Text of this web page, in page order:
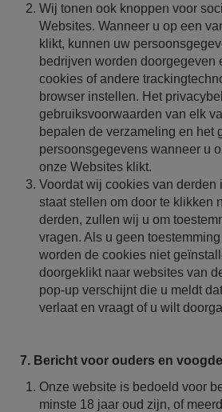
Wij tonen ook knoppen voor
Websites. Wanneer u op een
klikt, kunnen uw
bedrijven worden doorgegeven
cookies of andere
browser instellen. Het
gebruiksvoorwaarden van elk
bepalen de verzameling en het
persoonsgegevens wanneer u
onze Websites klikt.
Voordat wij cookies van derden
staat stellen om door te klikken
derden, zullen wij u om
vragen. Als u geen
worden de cookies niet
doorgeklikt naar websites van
pop-up verschijnt die u meldt
verlaat en vraagt of u wilt
7. Bericht voor ouders en
Onze website is bedoeld voor
minste 18 jaar oud zijn, of